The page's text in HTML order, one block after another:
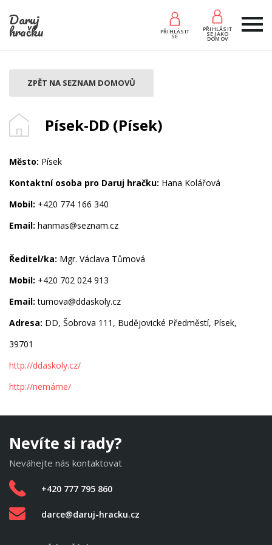
Daruj
hračku PŘIHLÁSIT
SE
PŘIHLÁSIT
SE JAKO
DOMOV
Písek-DD (Písek)
ZPĚT NA SEZNAM DOMOVŮ
Město: Písek
Kontaktní osoba pro Daruj hračku: Hana Kolářová
Mobil: +420 774 166 340
Email: hanmas@seznam.cz
Ředitel/ka: Mgr. Václava Tůmová
Mobil: +420 702 024 913
Email:tumova@ddaskoly.cz
Adresa: DD, Šobrova 111, Budějovické Předměstí, Písek,
39701
http://ddaskoly.cz/
http://nemáme/
Nevíte si rady?
Neváhejte nás kontaktovat
+420 777 795 860
darce@daruj-hracku.cz